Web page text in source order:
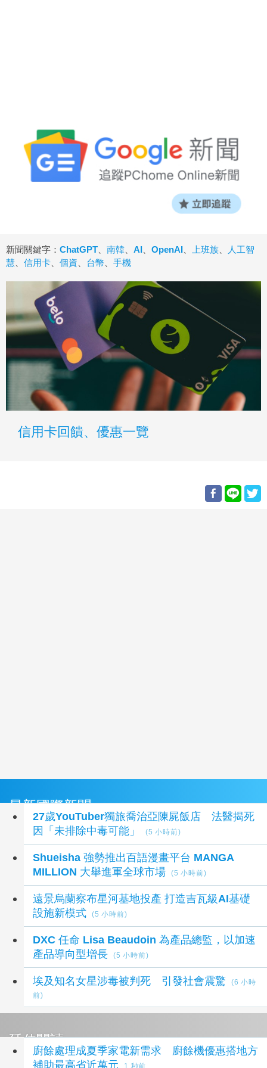
新聞關鍵字： ChatGPT 南韓 AI OpenAI 上班族
人工智
慧
信用卡 個資 台幣 手機
信用卡回饋、優惠一覽
最新國際新聞
27歲YouTuber獨旅喬治亞陳屍飯店 法醫揭死
因「未排除中毒可能」
(5 小時前)
Shueisha 強勢推出百語漫畫平台 MANGA
MILLION 大舉進軍全球市場
(5 小時前)
遠景烏蘭察布星河基地投產 打造吉瓦級AI基礎
設施新模式
(5 小時前)
DXC 任命 Lisa Beaudoin 為產品總監，以加速
產品導向型增長
(5 小時前)
埃及知名女星涉毒被判死 引發社會震驚
(6 小時
前)
延伸閱讀
廚餘處理成夏季家電新需求 廚餘機優惠搭地方
補助最高省近萬元
1 秒前